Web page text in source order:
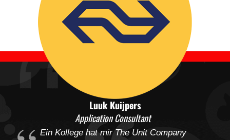
Luuk Kuijpers
Application Consultant
Ein Kollege hat mir The Unit Company